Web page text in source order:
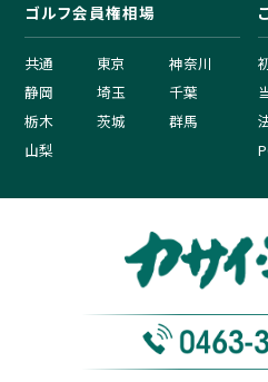
ゴルフ会員権相場
共通 東京
神奈川
静岡
埼玉
千葉
栃木
茨城
群馬
山梨